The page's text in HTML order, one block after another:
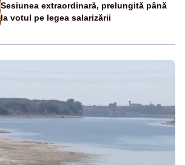
Sesiunea extraordinară, prelungită până
la votul pe legea salarizării